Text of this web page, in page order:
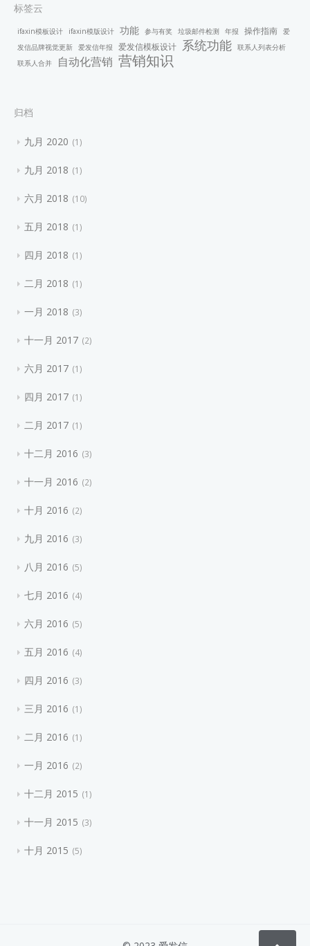
标签云
ifaxin模板设计 ifaxin模版设计 功能 参与有奖 垃圾邮件检测 年报 操作指南 爱
发信品牌视觉更新 爱发信年报 爱发信模板设计 系统功能 联系人列表分析
联系人合并
自动化营销 营销知识
归档
九月 2020 1
九月 2018 1
六月 2018 10
五月 2018 1
四月 2018 1
二月 2018 1
一月 2018 3
十一月 2017 2
六月 2017 1
四月 2017 1
二月 2017 1
十二月 2016 3
十一月 2016 2
十月 2016 2
九月 2016 3
八月 2016 5
七月 2016 4
六月 2016 5
五月 2016 4
四月 2016 3
三月 2016 1
二月 2016 1
一月 2016 2
十二月 2015 1
十一月 2015 3
十月 2015 5